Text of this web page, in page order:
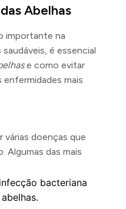
Abelhas
importante na
é essencial
e como evitar
enfermidades mais
várias doenças que
Algumas das mais
bacteriana